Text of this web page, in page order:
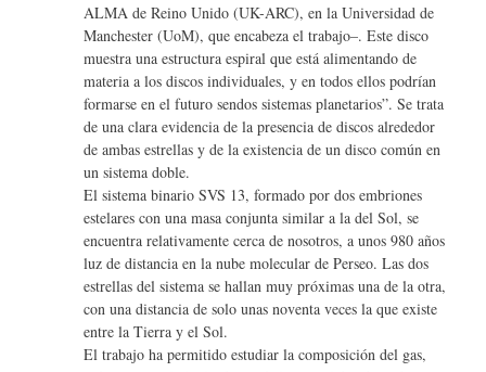
ALMA de Reino Unido (UK-ARC), en la Universidad de
Manchester (UoM), que encabeza el trabajo–. Este disco
muestra una estructura espiral que está alimentando de
materia a los discos individuales, y en todos ellos podrían
formarse en el futuro sendos sistemas planetarios”. Se trata
de una clara evidencia de la presencia de discos alrededor
de ambas estrellas y de la existencia de un disco común en
un sistema doble.
El sistema binario SVS 13, formado por dos embriones
estelares con una masa conjunta similar a la del Sol, se
encuentra relativamente cerca de nosotros, a unos 980 años
luz de distancia en la nube molecular de Perseo. Las dos
estrellas del sistema se hallan muy próximas una de la otra,
con una distancia de solo unas noventa veces la que existe
entre la Tierra y el Sol.
El trabajo ha permitido estudiar la composición del gas,